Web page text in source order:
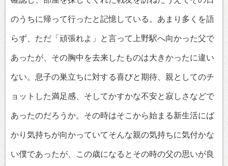
のうちに帰って行ったと記憶している。あまり多くを語
らず、ただ「頑張れよ」と言って上野駅へ向かった父で
あったが、その胸中を去来したものは大きかったに違い
ない。息子の巣立ちに対する喜びと期待、親としてのチ
ョットした満足感、そしてかすかな不安と寂しさなどで
あったのだろうか。その時はそこから始まる新生活にば
かり気持ちが向かっていてそんな親の気持ちに気付かな
い僕であったが、この歳になるとその時の父の思いが良